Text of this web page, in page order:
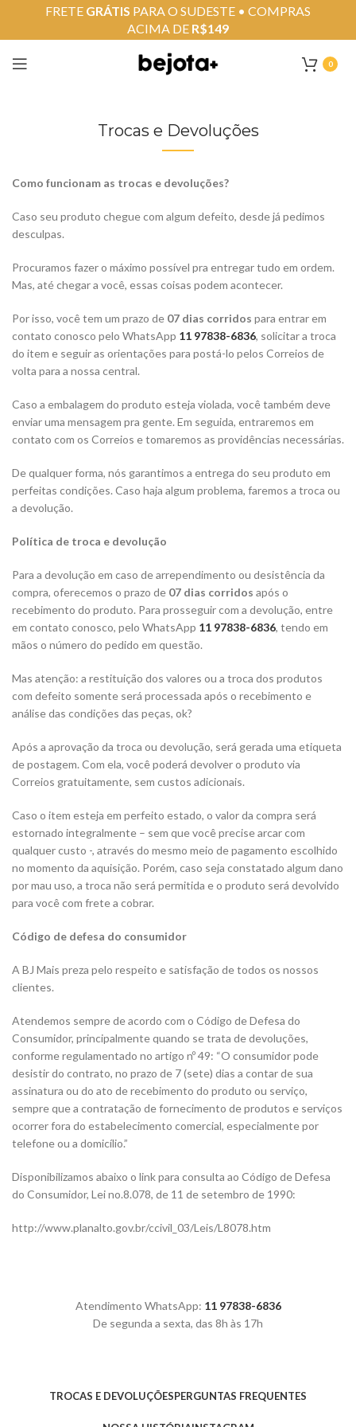
0
Trocas e Devoluções
Como funcionam as trocas e devoluções?
Caso seu produto chegue com algum defeito, desde já pedimos
desculpas.
Procuramos fazer o máximo possível pra entregar tudo em ordem.
Mas, até chegar a você, essas coisas podem acontecer.
Por isso, você tem um prazo de 07 dias corridos para entrar em
contato conosco pelo WhatsApp 11 97838-6836, solicitar a troca
do item e seguir as orientações para postá-lo pelos Correios de
volta para a nossa central.
Caso a embalagem do produto esteja violada, você também deve
enviar uma mensagem pra gente. Em seguida, entraremos em
contato com os Correios e tomaremos as providências necessárias.
De qualquer forma, nós garantimos a entrega do seu produto em
perfeitas condições. Caso haja algum problema, faremos a troca ou
a devolução.
Política de troca e devolução
Para a devolução em caso de arrependimento ou desistência da
compra, oferecemos o prazo de 07 dias corridos após o
recebimento do produto. Para prosseguir com a devolução, entre
em contato conosco, pelo WhatsApp 11 97838-6836, tendo em
mãos o número do pedido em questão.
Mas atenção: a restituição dos valores ou a troca dos produtos
com defeito somente será processada após o recebimento e
análise das condições das peças, ok?
Após a aprovação da troca ou devolução, será gerada uma etiqueta
de postagem. Com ela, você poderá devolver o produto via
Correios gratuitamente, sem custos adicionais.
Caso o item esteja em perfeito estado, o valor da compra será
estornado integralmente – sem que você precise arcar com
qualquer custo -, através do mesmo meio de pagamento escolhido
no momento da aquisição. Porém, caso seja constatado algum dano
por mau uso, a troca não será permitida e o produto será devolvido
para você com frete a cobrar.
Código de defesa do consumidor
A BJ Mais preza pelo respeito e satisfação de todos os nossos
clientes.
Atendemos sempre de acordo com o Código de Defesa do
Consumidor, principalmente quando se trata de devoluções,
conforme regulamentado no artigo nº 49: “O consumidor pode
desistir do contrato, no prazo de 7 (sete) dias a contar de sua
assinatura ou do ato de recebimento do produto ou serviço,
sempre que a contratação de fornecimento de produtos e serviços
ocorrer fora do estabelecimento comercial, especialmente por
telefone ou a domicílio.”
Disponibilizamos abaixo o link para consulta ao Código de Defesa
do Consumidor, Lei no.8.078, de 11 de setembro de 1990:
http://www.planalto.gov.br/ccivil_03/Leis/L8078.htm
Atendimento WhatsApp: 11 97838-6836
De segunda a sexta, das 8h às 17h
TROCAS E DEVOLUÇÕESPERGUNTAS FREQUENTES
FRETE GRÁTIS PARA O SUDESTE • COMPRAS
ACIMA DE R$149